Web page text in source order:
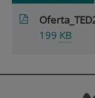
199 KB